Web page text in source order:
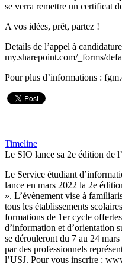
se verra remettre un certificat
A vos idées, prêt, partez !
Details de l’appel à
my.sharepoint.com/_forms/
Pour plus d’informations :
Timeline
Le SIO lance sa 2e édition de
Le Service étudiant
lance en mars 2022 la 2e
». L’évènement vise à
tous les établissements
formations de 1er cycle
d’information et d’orientation
se dérouleront du 7 au 24
par des professionnels
l’USJ. Pour vous inscrire :